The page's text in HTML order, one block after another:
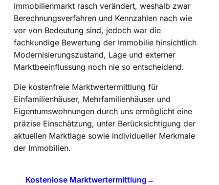
Immobilienmarkt rasch verändert, weshalb zwar
Berechnungsverfahren und Kennzahlen nach wie
vor von Bedeutung sind, jedoch war die
fachkundige Bewertung der Immobilie hinsichtlich
Modernisierungszustand, Lage und externer
Marktbeeinflussung noch nie so entscheidend.
Die kostenfreie Marktwertermittlung für
Einfamilienhäuser, Mehrfamilienhäuser und
Eigentumswohnungen durch uns ermöglicht eine
präzise Einschätzung, unter Berücksichtigung der
aktuellen Marktlage sowie individueller Merkmale
der Immobilien.
Kostenlose Marktwertermittlung →